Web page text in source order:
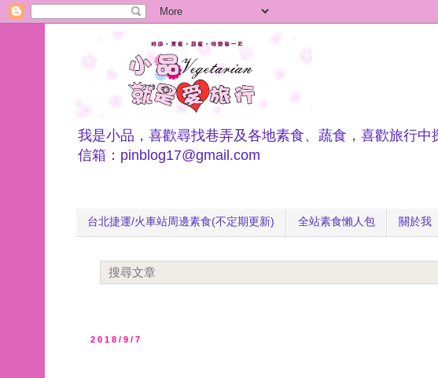
我是小品，喜歡尋找巷弄及各地素食、蔬食，喜歡旅行
信箱：pinblog17@gmail.com
台北捷運/火車站周邊素食(不定期更新) 全站素食懶人包 關於我
2018/9/7